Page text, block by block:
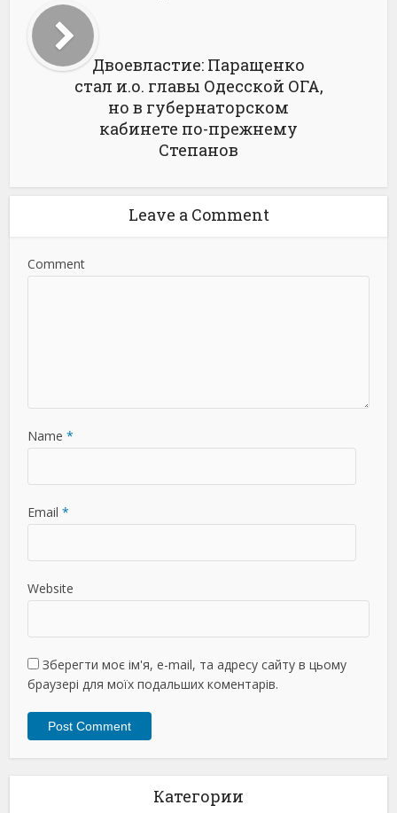
Двоевластие: Паращенко
стал и.о. главы Одесской ОГА,
но в губернаторском
кабинете по-прежнему
Степанов
Leave a Comment
Comment
Name *
Email *
Website
Зберегти моє ім'я, e-mail, та адресу сайту в цьому
браузері для моїх подальших коментарів.
Категории